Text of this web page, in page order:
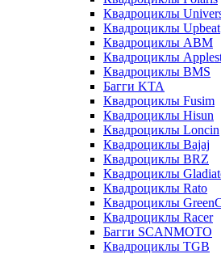
Квадроциклы
Квадроциклы Upbeat
Квадроциклы ABM
Квадроциклы
Квадроциклы BMS
Багги KTA
Квадроциклы Fusim
Квадроциклы Hisun
Квадроциклы Loncin
Квадроциклы Bajaj
Квадроциклы BRZ
Квадроциклы
Квадроциклы Rato
Квадроциклы
Квадроциклы Racer
Багги SCANMOTO
Квадроциклы TGB